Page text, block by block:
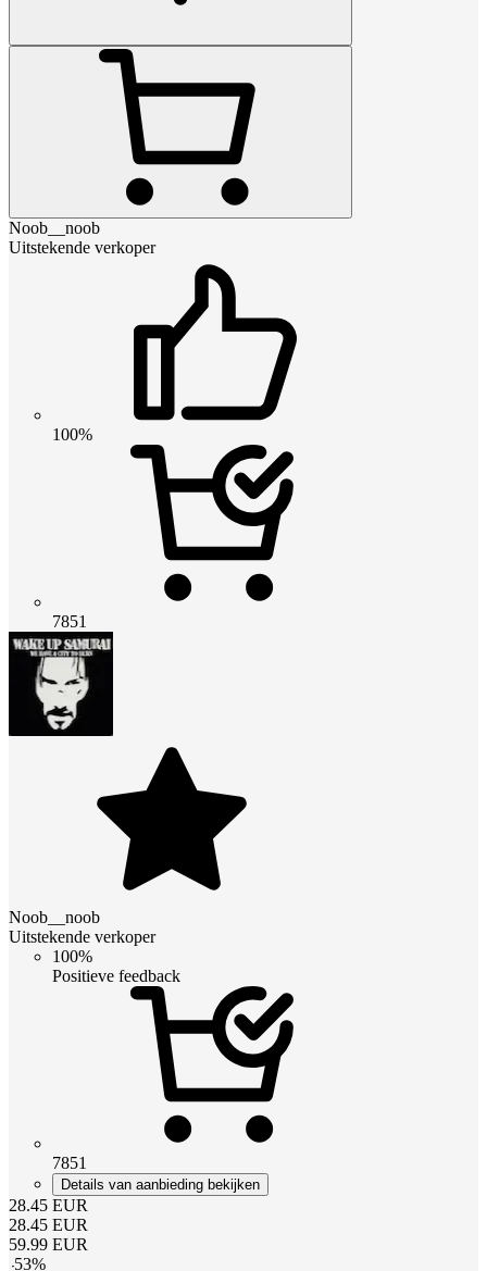
Noob__noob
Uitstekende verkoper
100%
7851
Noob__noob
Uitstekende verkoper
100%
Positieve feedback
7851
Details van aanbieding bekijken
28.45 EUR
28.45 EUR
59.99 EUR
-53%